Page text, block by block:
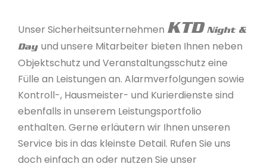
Unser Sicherheitsunternehmen KTD Night &
Day und unsere Mitarbeiter bieten Ihnen neben
Objektschutz und Veranstaltungsschutz eine
Fülle an Leistungen an. Alarmverfolgungen sowie
Kontroll-, Hausmeister- und Kurierdienste sind
ebenfalls in unserem Leistungsportfolio
enthalten. Gerne erläutern wir Ihnen unseren
Service bis in das kleinste Detail. Rufen Sie uns
doch einfach an oder nutzen Sie unser